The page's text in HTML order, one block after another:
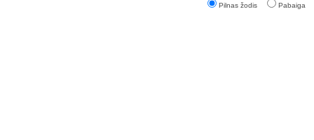
Pilnas žodis Pabaiga